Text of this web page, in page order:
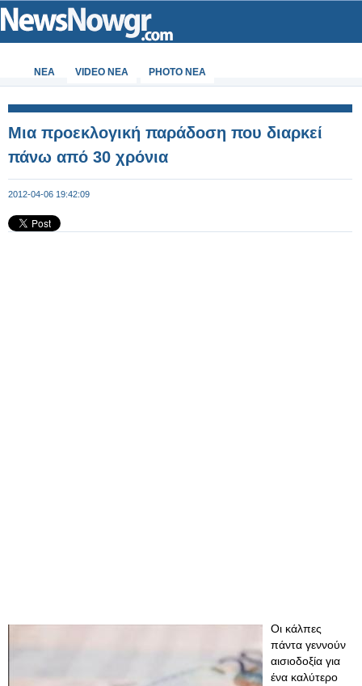
ΝΕΑ VIDEO NEA PHOTO NEA
Μια προεκλογική παράδοση που διαρκεί
πάνω από 30 χρόνια
2012-04-06 19:42:09
Οι κάλπες
πάντα γεννούν
αισιοδοξία για
ένα καλύτερο